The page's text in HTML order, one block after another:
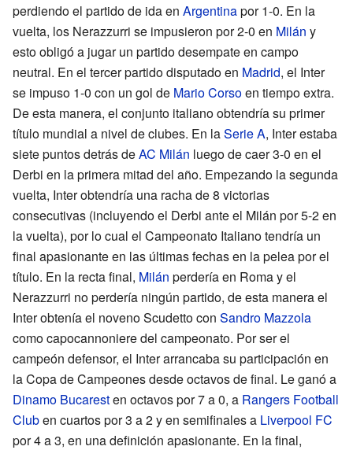
perdiendo el partido de ida en Argentinapor 1-0. En la
vuelta, los Nerazzurri se impusieron por 2-0 en Milán y
esto obligó a jugar un partido desempate en campo
neutral. En el tercer partido disputado en Madrid, el Inter
se impuso 1-0 con un gol de Mario Corsoen tiempo extra.
De esta manera, el conjunto italiano obtendría su primer
título mundial a nivel de clubes. En laSerie A, Inter estaba
siete puntos detrás deAC Milán luego de caer 3-0 en el
Derbi en la primera mitad del año. Empezando la segunda
vuelta, Inter obtendría una racha de 8 victorias
consecutivas (incluyendo el Derbi ante el Milán por 5-2 en
la vuelta), por lo cual el Campeonato Italiano tendría un
final apasionante en las últimas fechas en la pelea por el
título. En la recta final, Milán perdería en Roma y el
Nerazzurri no perdería ningún partido, de esta manera el
Inter obtenía el noveno Scudetto con Sandro Mazzola
como capocannoniere del campeonato. Por ser el
campeón defensor, el Inter arrancaba su participación en
la Copa de Campeones desde octavos de final. Le ganó a
Dinamo Bucaresten octavos por 7 a 0, a Rangers Football
Cluben cuartos por 3 a 2 y en semifinales a Liverpool FC
por 4 a 3, en una definición apasionante. En la final,